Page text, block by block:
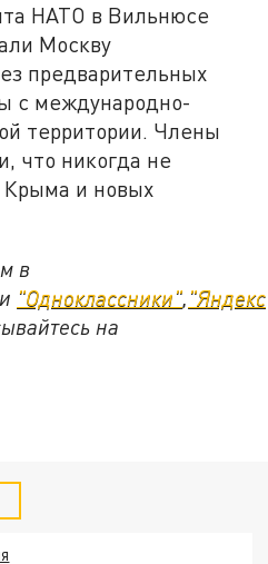
НАТО в Вильнюсе
Москву
предварительных
с международно-
территории. Члены
что никогда не
Крыма и новых
в
и "Одноклассники", "Яндекс
на